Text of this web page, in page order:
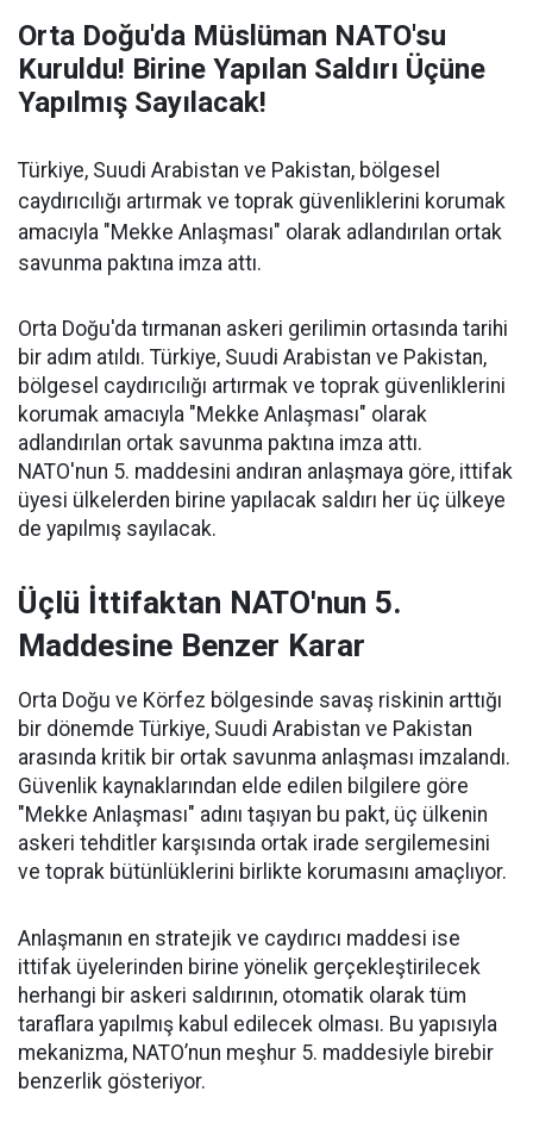
Orta Doğu'da Müslüman NATO'su
Kuruldu! Birine Yapılan Saldırı Üçüne
Yapılmış Sayılacak!
Türkiye, Suudi Arabistan ve Pakistan, bölgesel
caydırıcılığı artırmak ve toprak güvenliklerini korumak
amacıyla "Mekke Anlaşması" olarak adlandırılan ortak
savunma paktına imza attı.
Orta Doğu'da tırmanan askeri gerilimin ortasında tarihi
bir adım atıldı. Türkiye, Suudi Arabistan ve Pakistan,
bölgesel caydırıcılığı artırmak ve toprak güvenliklerini
korumak amacıyla "Mekke Anlaşması" olarak
adlandırılan ortak savunma paktına imza attı.
NATO'nun 5. maddesini andıran anlaşmaya göre, ittifak
üyesi ülkelerden birine yapılacak saldırı her üç ülkeye
de yapılmış sayılacak.
Üçlü İttifaktan NATO'nun 5.
Maddesine Benzer Karar
Orta Doğu ve Körfez bölgesinde savaş riskinin arttığı
bir dönemde Türkiye, Suudi Arabistan ve Pakistan
arasında kritik bir ortak savunma anlaşması imzalandı.
Güvenlik kaynaklarından elde edilen bilgilere göre
"Mekke Anlaşması" adını taşıyan bu pakt, üç ülkenin
askeri tehditler karşısında ortak irade sergilemesini
ve toprak bütünlüklerini birlikte korumasını amaçlıyor.
Anlaşmanın en stratejik ve caydırıcı maddesi ise
ittifak üyelerinden birine yönelik gerçekleştirilecek
herhangi bir askeri saldırının, otomatik olarak tüm
taraflara yapılmış kabul edilecek olması. Bu yapısıyla
mekanizma, NATO’nun meşhur 5. maddesiyle birebir
benzerlik gösteriyor.